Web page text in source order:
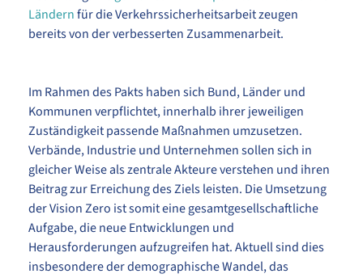
Ländernfür die Verkehrssicherheitsarbeit zeugen
bereits von der verbesserten Zusammenarbeit.
Im Rahmen des Pakts haben sich Bund, Länder und
Kommunen verpflichtet, innerhalb ihrer jeweiligen
Zuständigkeit passende Maßnahmen umzusetzen.
Verbände, Industrie und Unternehmen sollen sich in
gleicher Weise als zentrale Akteure verstehen und ihren
Beitrag zur Erreichung des Ziels leisten. Die Umsetzung
der Vision Zero ist somit eine gesamtgesellschaftliche
Aufgabe, die neue Entwicklungen und
Herausforderungen aufzugreifen hat. Aktuell sind dies
insbesondere der demographische Wandel, das